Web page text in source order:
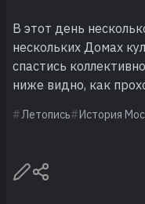
В этот день
нескольких Домах
спастись
ниже видно, как
Летопись История